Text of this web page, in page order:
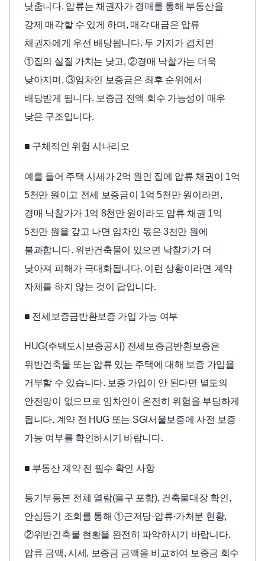
낮춥니다. 압류는 채권자가 경매를 통해 부동산을
강제 매각할 수 있게 하며, 매각 대금은 압류
채권자에게 우선 배당됩니다. 두 가지가 겹치면
①집의 실질 가치는 낮고, ②경매 낙찰가는 더욱
낮아지며, ③임차인 보증금은 최후 순위에서
배당받게 됩니다. 보증금 전액 회수 가능성이 매우
낮은 구조입니다.
■ 구체적인 위험 시나리오
예를 들어 주택 시세가 2억 원인 집에 압류 채권이 1억
5천만 원이고 전세 보증금이 1억 5천만 원이라면,
경매 낙찰가가 1억 8천만 원이라도 압류 채권 1억
5천만 원을 갚고 나면 임차인 몫은 3천만 원에
불과합니다. 위반건축물이 있으면 낙찰가가 더
낮아져 피해가 극대화됩니다. 이런 상황이라면 계약
자체를 하지 않는 것이 답입니다.
■ 전세보증금반환보증 가입 가능 여부
HUG(주택도시보증공사) 전세보증금반환보증은
위반건축물 또는 압류 있는 주택에 대해 보증 가입을
거부할 수 있습니다. 보증 가입이 안 된다면 별도의
안전망이 없으므로 임차인이 온전히 위험을 부담하게
됩니다. 계약 전 HUG 또는 SGI서울보증에 사전 보증
가능 여부를 확인하시기 바랍니다.
■ 부동산 계약 전 필수 확인 사항
등기부등본 전체 열람(을구 포함), 건축물대장 확인,
안심등기 조회를 통해 ①근저당·압류·가처분 현황,
②위반건축물 현황을 완전히 파악하시기 바랍니다.
압류 금액, 시세, 보증금 금액을 비교하여 보증금 회수